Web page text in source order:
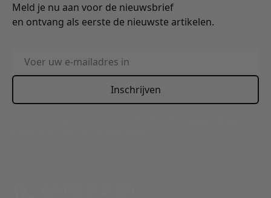
Meld je nu aan voor de nieuwsbrief
en ontvang als eerste de nieuwste artikelen.
E-mailadres
Inschrijven